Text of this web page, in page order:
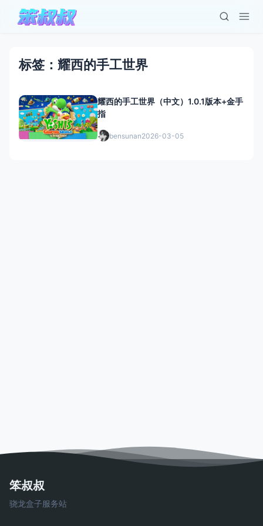
标签：耀西的手工世界
耀西的手工世界（中文）1.0.1版本+金手
指
bensunan2026-03-05
笨叔叔
骁龙盒子服务站